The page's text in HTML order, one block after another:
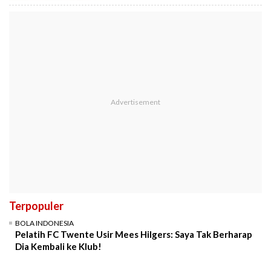
Terpopuler
BOLA INDONESIA
Pelatih FC Twente Usir Mees Hilgers: Saya Tak Berharap
Dia Kembali ke Klub!